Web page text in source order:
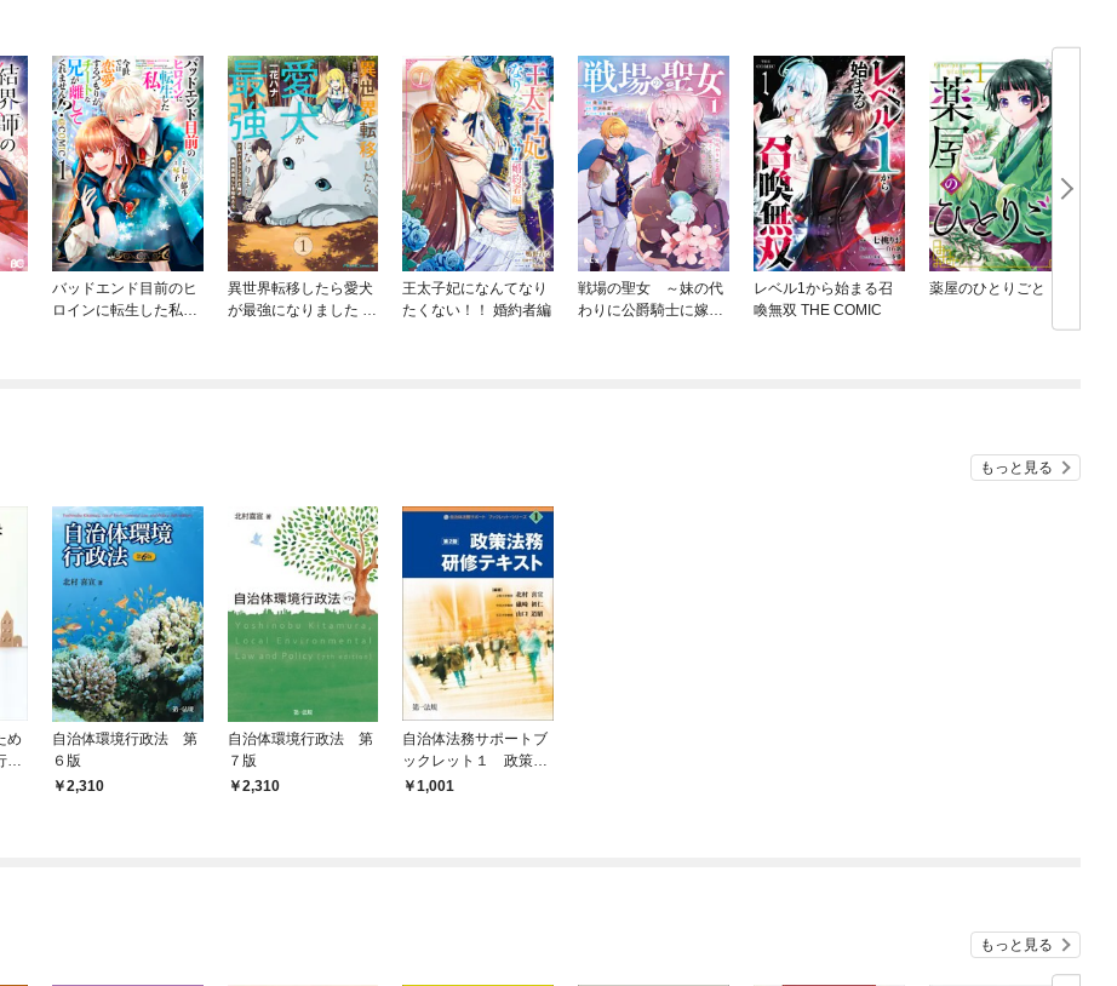
バッドエンド目前のヒ
ロインに転生した私、
異世界転移したら愛犬
が最強になりました ～
王太子妃になんてなり
たくない！！ 婚約者編
戦場の聖女 ～妹の代
わりに公爵騎士に嫁ぐ
レベル1から始まる召
喚無双 THE COMIC
薬屋のひとりごと
もっと見る
め
自治体環境行政法 第
６版
2,310
自治体環境行政法 第
７版
2,310
自治体法務サポートブ
ックレット１ 政策法
務研修テキスト第２版
1,001
もっと見る